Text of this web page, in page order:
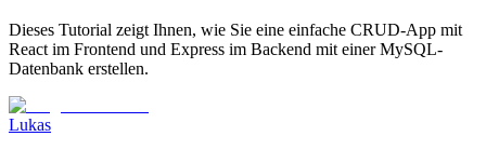
Dieses Tutorial zeigt Ihnen, wie Sie eine einfache CRUD-App mit
React im Frontend und Express im Backend mit einer MySQL-
Datenbank erstellen.
Lukas